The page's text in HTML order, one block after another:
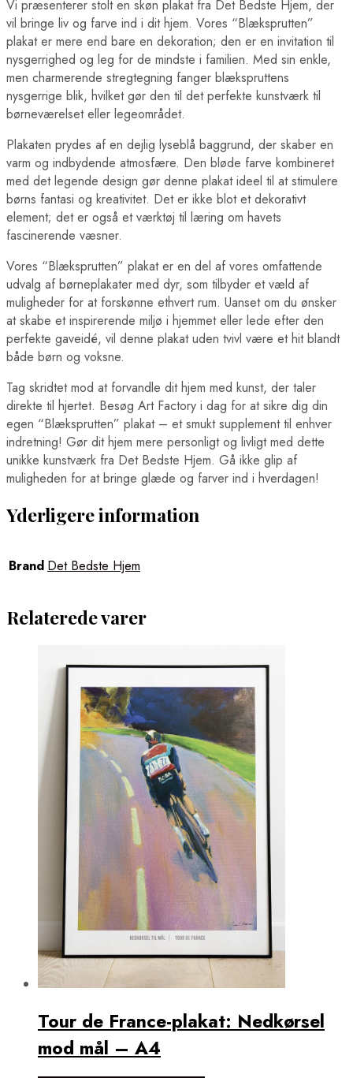
London Plakater
Madrid Plakater
Paris Plakater
Rom Plakater
Lande Plakater
Australien Plakater
Belgien Plakater
Brasilien Plakater
Bulgarien Plakater
Canada Plakater
Cuba Plakater
Danmark Plakater
Egypten Plakater
Finland Plakater
Frankrig Plakater
Indien Plakater
Island Plakater
Italien Plakater
Japan Plakater
Jordan Plakater
Verdens Byplakater
Beijing Plakater
Brasilia Plakater
Cairo Plakater
Chicago Plakater
Hong Kong Plakater
Houston Plakater
Los Angeles Plakater
Mexico City Plakater
Miami Plakater
Philadelphia Plakater
San Francisco Plakater
Singapore Plakater
Verdenskort Plakater
Pindsvine Plakater
Sportsplakater
Fodboldplakater
AC Milan Plakater
Liverpool FC Plakater
Manchester City Plakater
Manchester United Plakater
Monaco Plakater
Real Madrid Plakater
Ribe Plakater
West Ham United Plakater
Varde Plakater
Vi præsenterer stolt en skøn plakat fra Det Bedste Hjem, der
vil bringe liv og farve ind i dit hjem. Vores “Blæksprutten”
plakat er mere end bare en dekoration; den er en invitation til
nysgerrighed og leg for de mindste i familien. Med sin enkle,
men charmerende stregtegning fanger blækspruttens
nysgerrige blik, hvilket gør den til det perfekte kunstværk til
børneværelset eller legeområdet.
Plakaten prydes af en dejlig lyseblå baggrund, der skaber en
varm og indbydende atmosfære. Den bløde farve kombineret
med det legende design gør denne plakat ideel til at stimulere
børns fantasi og kreativitet. Det er ikke blot et dekorativt
element; det er også et værktøj til læring om havets
fascinerende væsner.
Vores “Blæksprutten” plakat er en del af vores omfattende
udvalg af børneplakater med dyr, som tilbyder et væld af
muligheder for at forskønne ethvert rum. Uanset om du ønsker
at skabe et inspirerende miljø i hjemmet eller lede efter den
perfekte gaveidé, vil denne plakat uden tvivl være et hit blandt
både børn og voksne.
Tag skridtet mod at forvandle dit hjem med kunst, der taler
direkte til hjertet. Besøg Art Factory i dag for at sikre dig din
egen “Blæksprutten” plakat – et smukt supplement til enhver
indretning! Gør dit hjem mere personligt og livligt med dette
unikke kunstværk fra Det Bedste Hjem. Gå ikke glip af
muligheden for at bringe glæde og farver ind i hverdagen!
Yderligere information
Brand Det Bedste Hjem
Relaterede varer
Tour de France-plakat: Nedkørsel
mod mål – A4